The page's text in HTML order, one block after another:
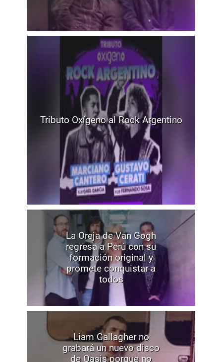
Tributo Oxígeno al Rock Argentino
La Oreja de Van Gogh
regresa a Perú con su
formación original y
promete conquistar a
todos
Liam Gallagher no
grabará un nuevo disco
de Oasis porque no